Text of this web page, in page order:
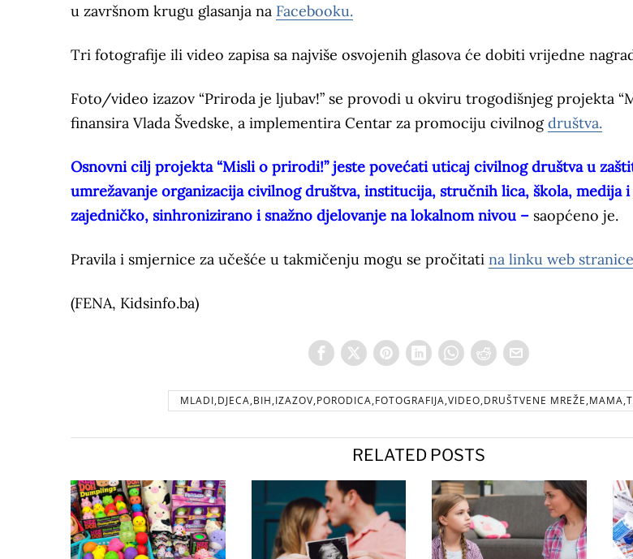
u završnom krugu glasanja na Facebooku.
Tri fotografije ili video zapisa sa najviše osvojenih glasova će dobiti vrijedne
Foto/video izazov “Priroda je ljubav!” se provodi u okviru trogodišnjeg projekta
finansira Vlada Švedske, a implementira Centar za promociju civilnogdruštva.
Osnovni cilj projekta “Misli o prirodi!” jeste povećati uticaj civilnog društva u
umrežavanje organizacija civilnog društva, institucija, stručnih lica, škola, medija i
zajedničko, sinhronizirano i snažno djelovanje na lokalnom nivou – saopćeno je.
Pravila i smjernice za učešće u takmičenju mogu se pročitati na linku web
(FENA, Kidsinfo.ba)
MLADI,DJECA,BIH,IZAZOV,PORODICA,FOTOGRAFIJA,VIDEO,DRUŠTVENE
RELATED POSTS